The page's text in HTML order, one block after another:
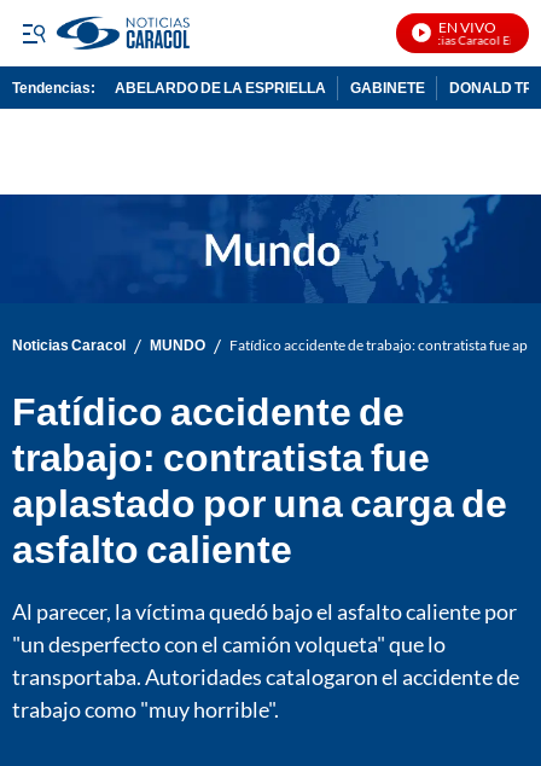
EN VIVO
Noticias Caracol En Vivo
Tendencias: ABELARDO DE LA ESPRIELLA GABINETE DONALD
Noticias Caracol / MUNDO / Fatídico accidente de trabajo: contratista fue
Fatídico accidente de
trabajo: contratista fue
aplastado por una carga de
asfalto caliente
Al parecer, la víctima quedó bajo el asfalto caliente por
"un desperfecto con el camión volqueta" que lo
transportaba. Autoridades catalogaron el accidente de
trabajo como "muy horrible".